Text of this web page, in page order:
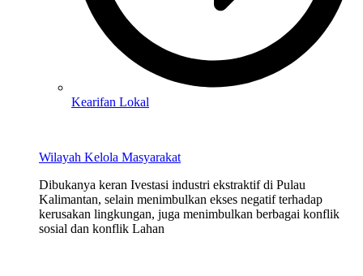
Kearifan Lokal
Wilayah Kelola Masyarakat
Dibukanya keran Ivestasi industri ekstraktif di Pulau
Kalimantan, selain menimbulkan ekses negatif terhadap
kerusakan lingkungan, juga menimbulkan berbagai konflik
sosial dan konflik Lahan